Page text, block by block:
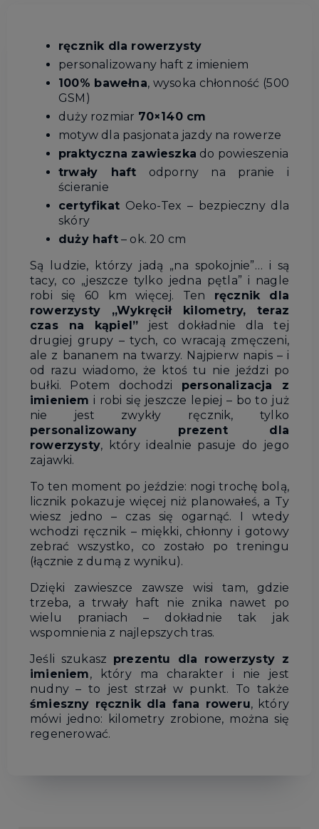
ręcznik dla rowerzysty
personalizowany haft z imieniem
100% bawełna, wysoka chłonność (500
GSM)
duży rozmiar 70×140 cm
motyw dla pasjonata jazdy na rowerze
praktyczna zawieszka do powieszenia
trwały haft odporny na pranie i
ścieranie
certyfikat Oeko-Tex – bezpieczny dla
skóry
duży haft– ok. 20 cm
Są ludzie, którzy jadą „na spokojnie”… i są
tacy, co „jeszcze tylko jedna pętla” i nagle
robi się 60 km więcej. Ten ręcznik dla
rowerzysty „Wykręcił kilometry, teraz
czas na kąpiel” jest dokładnie dla tej
drugiej grupy – tych, co wracają zmęczeni,
ale z bananem na twarzy. Najpierw napis – i
od razu wiadomo, że ktoś tu nie jeździ po
bułki. Potem dochodzi personalizacja z
imieniem i robi się jeszcze lepiej – bo to już
nie jest zwykły ręcznik, tylko
personalizowany prezent dla
rowerzysty, który idealnie pasuje do jego
zajawki.
To ten moment po jeździe: nogi trochę bolą,
licznik pokazuje więcej niż planowałeś, a Ty
wiesz jedno – czas się ogarnąć. I wtedy
wchodzi ręcznik – miękki, chłonny i gotowy
zebrać wszystko, co zostało po treningu
(łącznie z dumą z wyniku).
Dzięki zawieszce zawsze wisi tam, gdzie
trzeba, a trwały haft nie znika nawet po
wielu praniach – dokładnie tak jak
wspomnienia z najlepszych tras.
Jeśli szukasz prezentu dla rowerzysty z
imieniem, który ma charakter i nie jest
nudny – to jest strzał w punkt. To także
śmieszny ręcznik dla fana roweru, który
mówi jedno: kilometry zrobione, można się
regenerować.